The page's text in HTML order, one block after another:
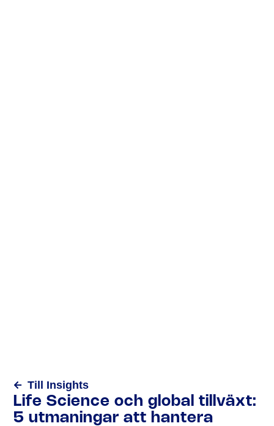
Till Insights
Life Science och global tillväxt:
5 utmaningar att hantera